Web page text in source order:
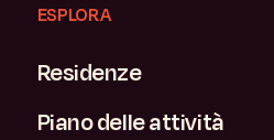
ESPLORA
Residenze
Piano delle attività